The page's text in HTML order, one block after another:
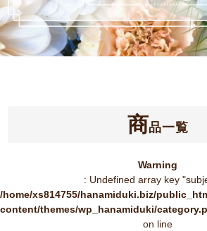
商品一覧
Warning
: Undefined array key
/home/xs814755/hanamiduki.biz/
content/themes/wp_hanamiduki/
on line